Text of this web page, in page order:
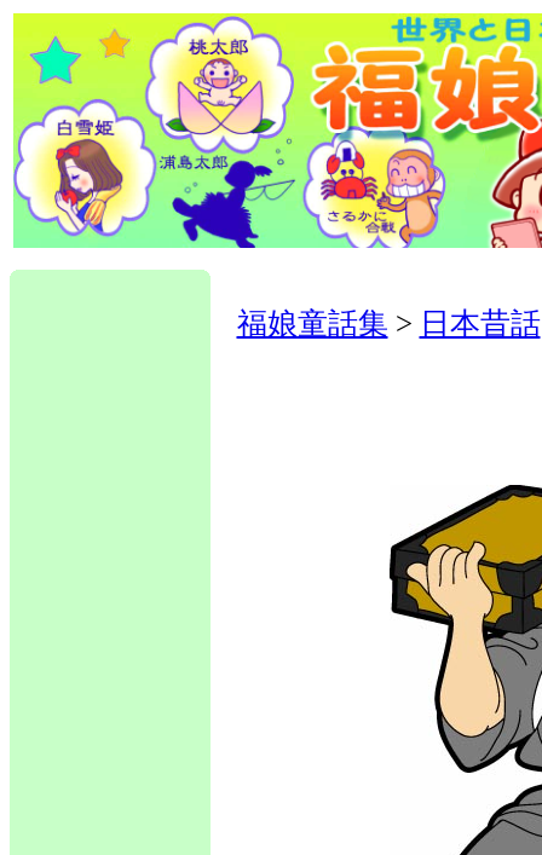
福娘童話集 > 日本昔話